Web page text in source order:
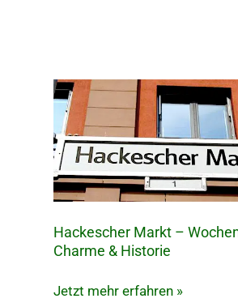
Hackescher Markt –
Charme & Historie
Hackescher
Markt
Wochenmarkt
Jetzt mehr erfahren »